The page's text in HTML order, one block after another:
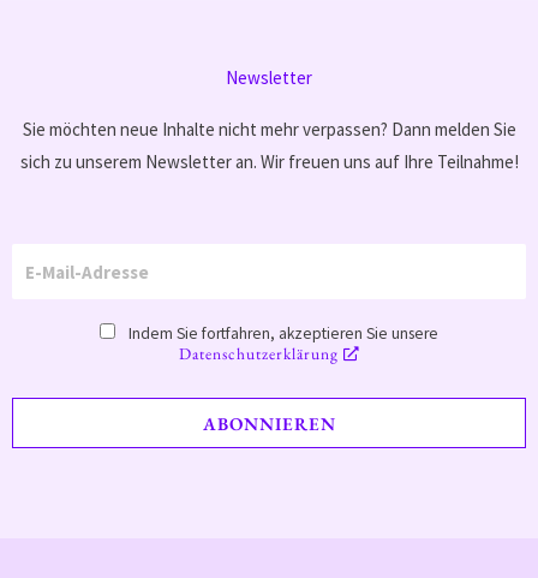
Newsletter
Sie möchten neue Inhalte nicht mehr verpassen? Dann melden Sie
sich zu unserem Newsletter an. Wir freuen uns auf Ihre Teilnahme!
Indem Sie fortfahren, akzeptieren Sie unsere
Datenschutzerklärung